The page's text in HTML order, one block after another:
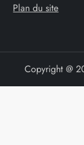
Plan du site
Copyright @